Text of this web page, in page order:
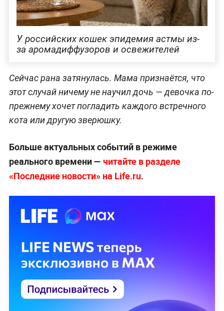
У российских кошек эпидемия астмы из-
за аромадиффузоров и освежителей
Сейчас рана затянулась. Мама признаётся, что
этот случай ничему не научил дочь — девочка по-
прежнему хочет погладить каждого встречного
кота или другую зверюшку.
Больше актуальных событий в режиме
реального времени — читайте в разделе
«Последние новости» на Life.ru.